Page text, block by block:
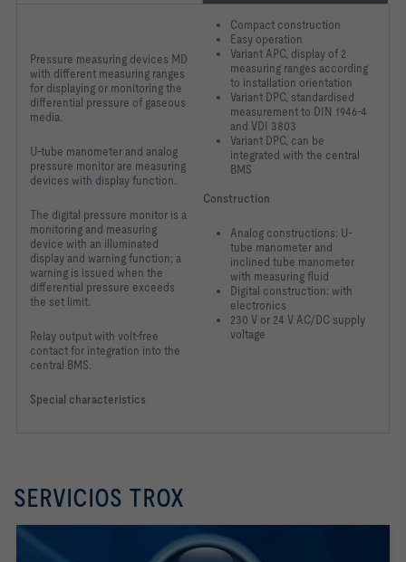
Pressure measuring devices MD
with different measuring ranges
for displaying or monitoring the
differential pressure of gaseous
media.
U-tube manometer and analog
pressure monitor are measuring
devices with display function.
The digital pressure monitor is a
monitoring and measuring
device with an illuminated
display and warning function; a
warning is issued when the
differential pressure exceeds
the set limit.
Relay output with volt-free
contact for integration into the
central BMS.
Special characteristics
Compact construction
Easy operation
Variant APC, display of 2
measuring ranges according
to installation orientation
Variant DPC, standardised
measurement to DIN 1946-4
and VDI 3803
Variant DPC, can be
integrated with the central
BMS
Construction
Analog constructions: U-
tube manometer and
inclined tube manometer
with measuring fluid
Digital construction: with
electronics
230 V or 24 V AC/DC supply
voltage
SERVICIOS TROX